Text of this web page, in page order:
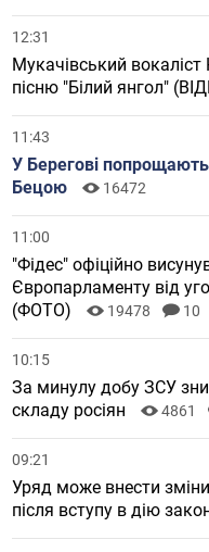
12:31
Мукачівський
пісню "Білий янгол"
11:43
У Берегові
Бецою
16472
11:00
"Фідес" офіційно
Європарламенту від
(ФОТО)
19478 10
10:15
За минулу добу ЗСУ
складу росіян
4861
09:21
Уряд може внести
після вступу в дію